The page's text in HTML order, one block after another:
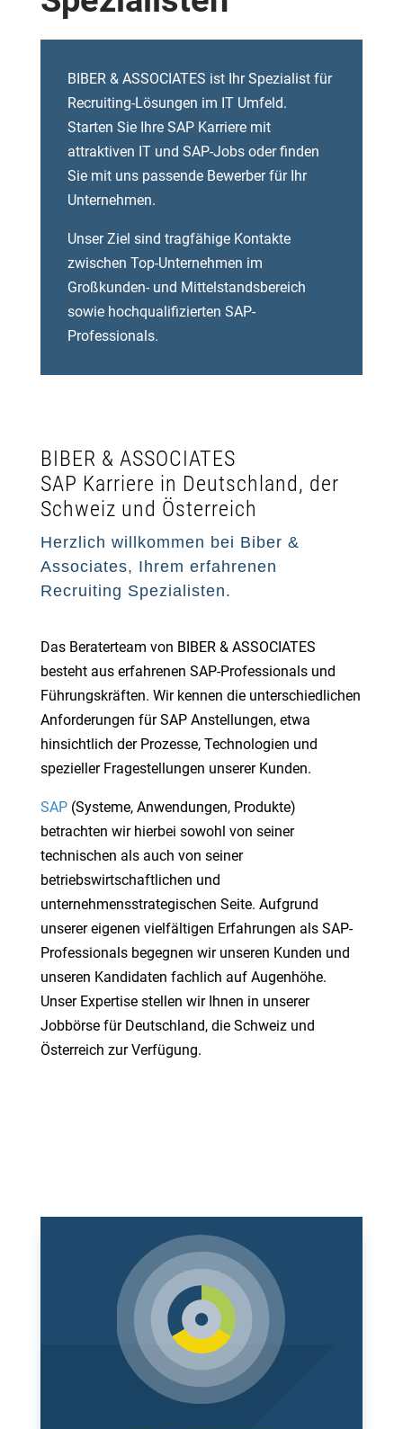
BIBER & ASSOCIATES ist Ihr Spezialist für
Recruiting-Lösungen im IT Umfeld.
Starten Sie Ihre SAP Karriere mit
attraktiven IT und SAP-Jobs oder finden
Sie mit uns passende Bewerber für Ihr
Unternehmen.
Unser Ziel sind tragfähige Kontakte
zwischen Top-Unternehmen im
Großkunden- und Mittelstandsbereich
sowie hochqualifizierten SAP-
Professionals.
BIBER & ASSOCIATES
SAP Karriere in Deutschland, der
Schweiz und Österreich
Herzlich willkommen bei Biber &
Associates, Ihrem erfahrenen
Recruiting Spezialisten.
Das Beraterteam von BIBER & ASSOCIATES
besteht aus erfahrenen SAP-Professionals und
Führungskräften. Wir kennen die unterschiedlichen
Anforderungen für SAP Anstellungen, etwa
hinsichtlich der Prozesse, Technologien und
spezieller Fragestellungen unserer Kunden.
SAP(Systeme, Anwendungen, Produkte)
betrachten wir hierbei sowohl von seiner
technischen als auch von seiner
betriebswirtschaftlichen und
unternehmensstrategischen Seite. Aufgrund
unserer eigenen vielfältigen Erfahrungen als SAP-
Professionals begegnen wir unseren Kunden und
unseren Kandidaten fachlich auf Augenhöhe.
Unser Expertise stellen wir Ihnen in unserer
Jobbörse für Deutschland, die Schweiz und
Österreich zur Verfügung.